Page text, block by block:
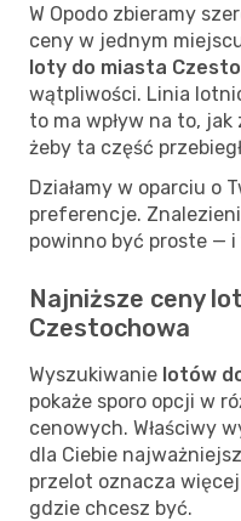
W Opodo zbieramy
ceny w jednym
loty do miasta
wątpliwości. Linia
to ma wpływ na to,
żeby ta część
Działamy w oparciu o
preferencje.
powinno być proste — i
Najniższe ceny
Czestochowa
Wyszukiwanie lotów
pokaże sporo opcji w
cenowych. Właściwy
dla Ciebie
przelot oznacza
gdzie chcesz być.